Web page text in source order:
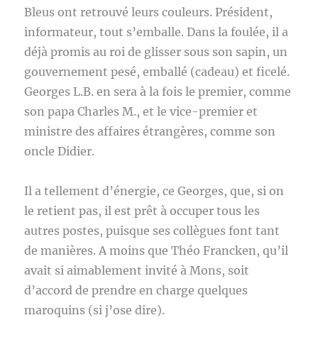
Bleus ont retrouvé leurs couleurs. Président,
informateur, tout s’emballe. Dans la foulée, il a
déjà promis au roi de glisser sous son sapin, un
gouvernement pesé, emballé (cadeau) et ficelé.
Georges L.B. en sera à la fois le premier, comme
son papa Charles M., et le vice-premier et
ministre des affaires étrangères, comme son
oncle Didier.
Il a tellement d’énergie, ce Georges, que, si on
le retient pas, il est prêt à occuper tous les
autres postes, puisque ses collègues font tant
de manières. A moins que Théo Francken, qu’il
avait si aimablement invité à Mons, soit
d’accord de prendre en charge quelques
maroquins (si j’ose dire).